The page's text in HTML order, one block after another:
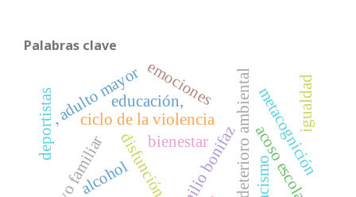
Palabras clave
emilio bonifazdeterioro ambiental
bienestar
ciclo de la violencia
acoso escolar
, adulto mayor
alcohol
deportistas
emociones
racismo
metacognición
educación, igualdad